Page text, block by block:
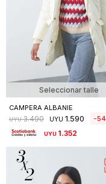
Seleccionar talle
CAMPERA ALBANIE
UYU 3.490 UYU 1.590 54
UYU 1.352